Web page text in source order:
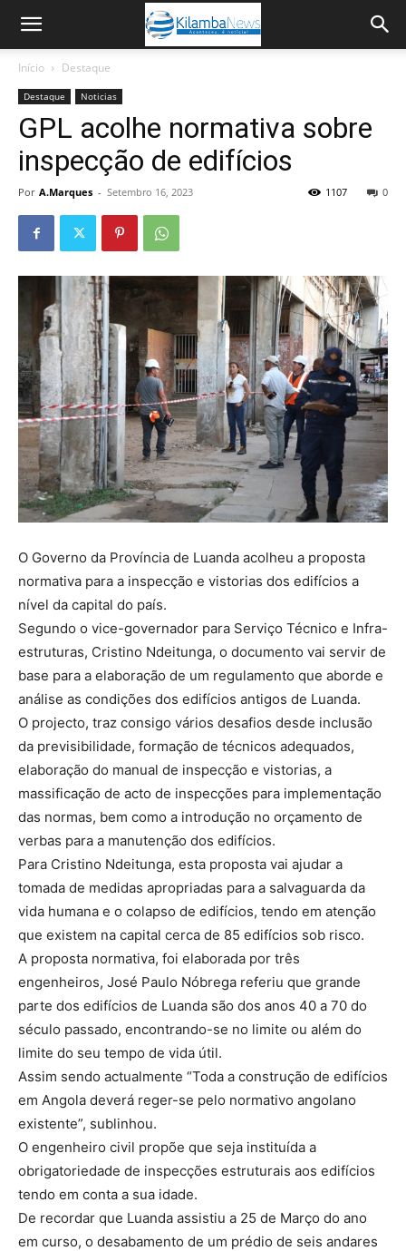
Início Destaque
Destaque Noticias
GPL acolhe normativa sobre
inspecção de edifícios
Por A.Marques - Setembro 16, 2023 0
1107
O Governo da Província de Luanda acolheu a proposta
normativa para a inspecção e vistorias dos edifícios a
nível da capital do país.
Segundo o vice-governador para Serviço Técnico e Infra-
estruturas, Cristino Ndeitunga, o documento vai servir de
base para a elaboração de um regulamento que aborde e
análise as condições dos edifícios antigos de Luanda.
O projecto, traz consigo vários desafios desde inclusão
da previsibilidade, formação de técnicos adequados,
elaboração do manual de inspecção e vistorias, a
massificação de acto de inspecções para implementação
das normas, bem como a introdução no orçamento de
verbas para a manutenção dos edifícios.
Para Cristino Ndeitunga, esta proposta vai ajudar a
tomada de medidas apropriadas para a salvaguarda da
vida humana e o colapso de edifícios, tendo em atenção
que existem na capital cerca de 85 edifícios sob risco.
A proposta normativa, foi elaborada por três
engenheiros, José Paulo Nóbrega referiu que grande
parte dos edifícios de Luanda são dos anos 40 a 70 do
século passado, encontrando-se no limite ou além do
limite do seu tempo de vida útil.
Assim sendo actualmente “Toda a construção de edifícios
em Angola deverá reger-se pelo normativo angolano
existente”, sublinhou.
O engenheiro civil propõe que seja instituída a
obrigatoriedade de inspecções estruturais aos edifícios
tendo em conta a sua idade.
De recordar que Luanda assistiu a 25 de Março do ano
em curso, o desabamento de um prédio de seis andares